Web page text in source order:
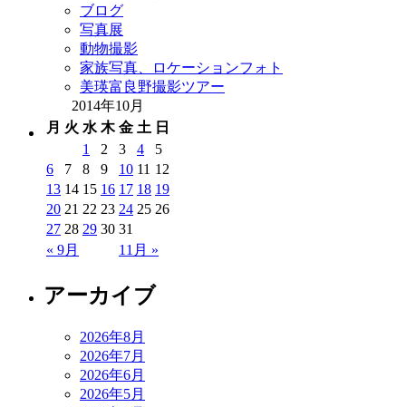
ブログ
写真展
動物撮影
家族写真、ロケーションフォト
美瑛富良野撮影ツアー
2014年10月
月 火 水 木 金 土 日
« 9月 11月 »
1 2 3 4
5
6
7 8 9 10 11 12
13 14 15 16 17 18 19
20 21 22 23 24 25 26
27 28 29 30 31
アーカイブ
2026年8月
2026年7月
2026年6月
2026年5月